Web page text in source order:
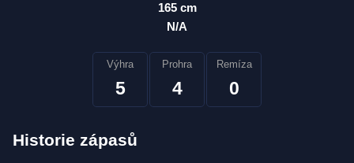
165 cm
N/A
Výhra
5
Prohra
4
Remíza
0
Historie zápasů